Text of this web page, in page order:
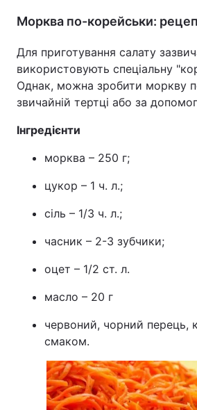
Морква по-корейськи:
Для приготування салату
використовують спеціальну
Однак, можна зробити моркву
звичайній тертці або за
Інгредієнти
морква – 250 г;
цукор – 1 ч. л.;
сіль – 1/3 ч. л.;
часник – 2-3 зубчики;
оцет – 1/2 ст. л.
масло – 20 г
червоний, чорний перець,
смаком.